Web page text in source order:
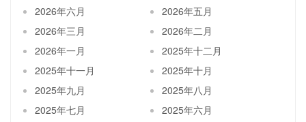
2026年六月
2026年五月
2026年三月
2026年二月
2026年一月
2025年十二月
2025年十一月
2025年十月
2025年九月
2025年八月
2025年七月
2025年六月